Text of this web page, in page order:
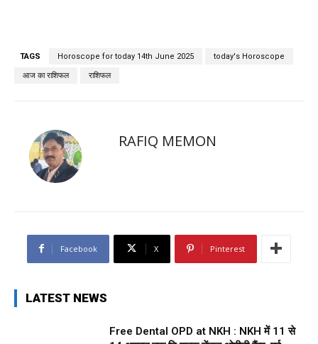
TAGS Horoscope for today 14th June 2025 today's Horoscope
आज का राशिफल राशिफल
RAFIQ MEMON
Facebook X Pinterest
LATEST NEWS
Free Dental OPD at NKH : NKH में 11 से